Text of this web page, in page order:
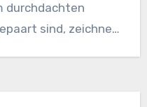
durchdachten
sind, zeichnen